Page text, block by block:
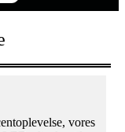
vores